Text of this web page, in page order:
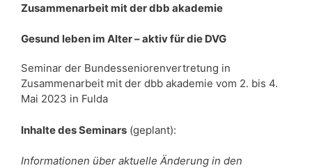
Zusammenarbeit mit der dbb akademie
Gesund leben im Alter – aktiv für die DVG
Seminar der Bundesseniorenvertretung in
Zusammenarbeit mit der dbb akademie vom 2. bis 4.
Mai 2023 in Fulda
Inhalte des Seminars (geplant):
Informationen über aktuelle Änderung in den